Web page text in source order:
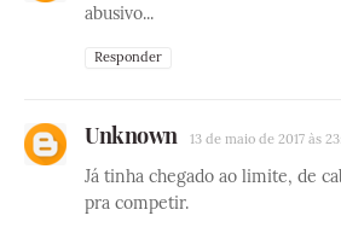
abusivo...
Responder
Unknown 13 de maio de 2017 às
Já tinha chegado ao limite, de
pra competir.